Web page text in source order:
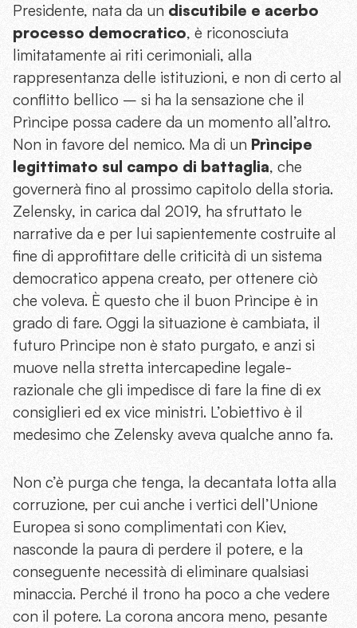
Presidente, nata da un discutibile e acerbo
processo democratico, è riconosciuta
limitatamente ai riti cerimoniali, alla
rappresentanza delle istituzioni, e non di certo al
conflitto bellico – si ha la sensazione che il
Prìncipe possa cadere da un momento all’altro.
Non in favore del nemico. Ma di un Prìncipe
legittimato sul campo di battaglia, che
governerà fino al prossimo capitolo della storia.
Zelensky, in carica dal 2019, ha sfruttato le
narrative da e per lui sapientemente costruite al
fine di approfittare delle criticità di un sistema
democratico appena creato, per ottenere ciò
che voleva. È questo che il buon Prìncipe è in
grado di fare. Oggi la situazione è cambiata, il
futuro Prìncipe non è stato purgato, e anzi si
muove nella stretta intercapedine legale-
razionale che gli impedisce di fare la fine di ex
consiglieri ed ex vice ministri. L’obiettivo è il
medesimo che Zelensky aveva qualche anno fa.
Non c’è purga che tenga, la decantata lotta alla
corruzione, per cui anche i vertici dell’Unione
Europea si sono complimentati con Kiev,
nasconde la paura di perdere il potere, e la
conseguente necessità di eliminare qualsiasi
minaccia. Perché il trono ha poco a che vedere
con il potere. La corona ancora meno, pesante